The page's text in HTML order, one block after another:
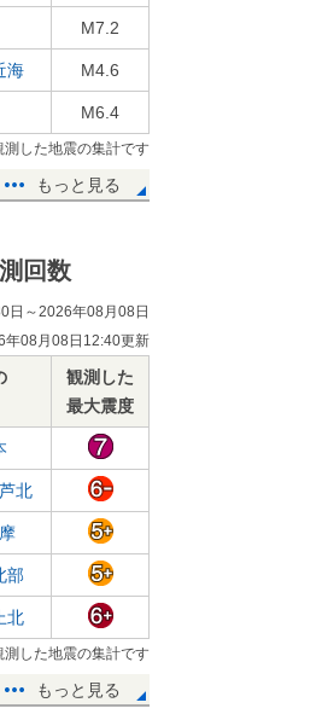
M7.2
海 M4.6
M6.4
した地震の集計です
もっと見る
回数
日～2026年08月08日
年08月08日12:40更新
観測した
最大震度
北
部
北
した地震の集計です
もっと見る